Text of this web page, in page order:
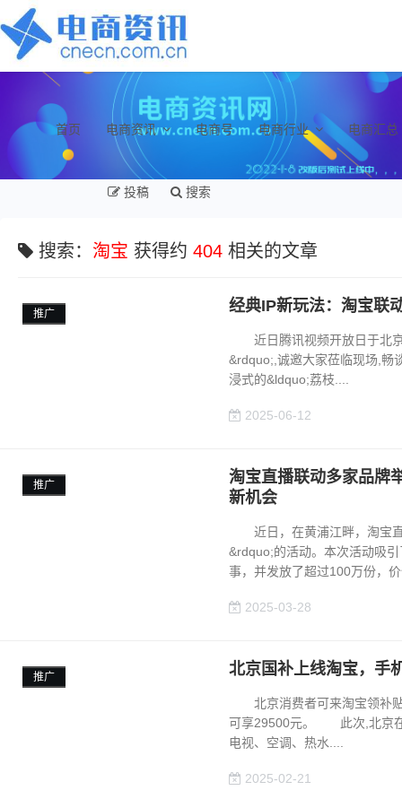
首页 电商资讯 电商号 电商行业 电商汇总
投稿 搜索
搜索： 淘宝 获得约 404 相关的文章
推广 经典IP新玩法：淘宝联
近日腾讯视频开放日于北京
&rdquo;,诚邀大家莅临现场,畅
浸式的&ldquo;荔枝....
2025-06-12
推广
淘宝直播联动多家品牌
新机会
近日，在黄浦江畔，淘宝直
&rdquo;的活动。本次活动吸
事，并发放了超过100万份，
2025-03-28
推广 北京国补上线淘宝，手
北京消费者可来淘宝领补贴
可享29500元。 此次,北京在
电视、空调、热水....
2025-02-21